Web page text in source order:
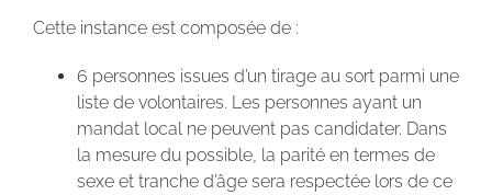
Cette instance est composée de :
6 personnes issues d’un tirage au sort parmi une
liste de volontaires. Les personnes ayant un
mandat local ne peuvent pas candidater. Dans
la mesure du possible, la parité en termes de
sexe et tranche d’âge sera respectée lors de ce